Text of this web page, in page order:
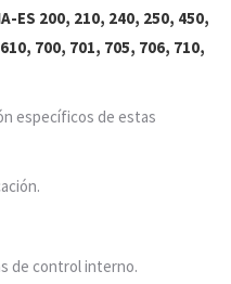
ES 200, 210, 240, 250, 450,
700, 701, 705, 706, 710,
específicos de estas
de control interno.